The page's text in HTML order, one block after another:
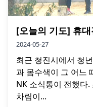
[오늘의 기도] 휴
2024-05-27
최근 청진시에서 청
과 몸수색이 그 어느
NK 소식통이 전했다
차림이...